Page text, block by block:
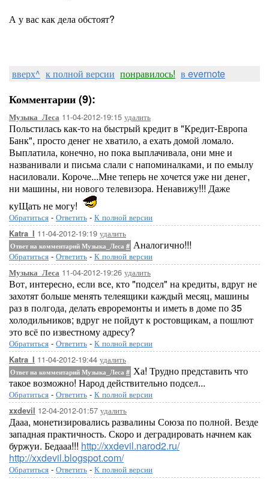
А у вас как дела обстоят?
вверх^ к полной версии понравилось! в evernote
Комментарии (9):
Музыка_Леса 11-04-2012-19:15 удалить
Польстилась как-то на быстрый кредит в "Кредит-Европа
Банк", просто денег не хватило, а ехать домой ломало.
Выплатила, конечно, но пока выплачивала, они мне и
названивали и письма слали с напоминалками, и по емылу
насиловали. Короче...Мне теперь не хочется уже ни денег,
ни машины, ни нового телевизора. Ненавижу!!! Даже
куЩать не могу!
Обратиться - Ответить - К полной версии
Katra_I 11-04-2012-19:19 удалить
Ответ на комментарий Музыка_Леса # Аналогично!!!
Обратиться - Ответить - К полной версии
Музыка_Леса 11-04-2012-19:26 удалить
Вот, интересно, если все, кто "подсел" на кредиты, вдруг не
захотят больше менять телеящики каждый месяц, машины
раз в полгода, делать евроремонты и иметь в доме по 35
холодильников; вдруг не пойдут к ростовщикам, а пошлют
это всё по известному адресу?
Обратиться - Ответить - К полной версии
Katra_I 11-04-2012-19:44 удалить
Ответ на комментарий Музыка_Леса # Ха! Трудно представить что
такое возможно! Народ действительно подсел...
Обратиться - Ответить - К полной версии
xxdevil 12-04-2012-01:57 удалить
Дааа, монетизировались развалины Союза по полной. Везде
западная практичность. Скоро и деградировать начнем как
буржуи. Бедааа!!! http://xxdevil.narod2.ru/
http://xxdevil.blogspot.com/
Обратиться - Ответить - К полной версии